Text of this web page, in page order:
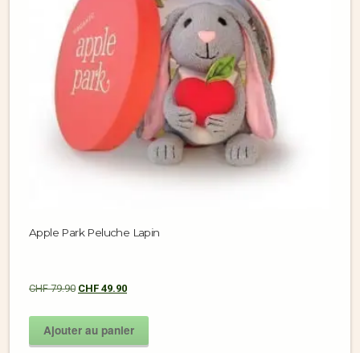
Apple Park Peluche Lapin
CHF79.90 CHF 49.90
Ajouter au panier